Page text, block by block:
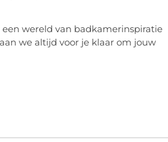
wereld van badkamerinspiratie
we altijd voor je klaar om jouw